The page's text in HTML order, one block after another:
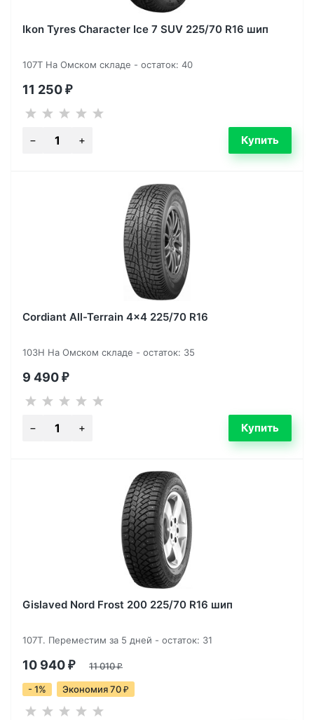
Ikon Tyres Character Ice 7 SUV 225/70 R16 шип
107T На Омском складе - остаток: 40
11 250 ₽
Cordiant All-Terrain 4x4 225/70 R16
103H На Омском складе - остаток: 35
9 490 ₽
Gislaved Nord Frost 200 225/70 R16 шип
107T. Переместим за 5 дней - остаток: 31
10 940 ₽ 11 010₽
- 1% Экономия 70 ₽